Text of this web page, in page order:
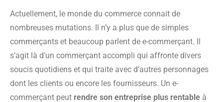
Actuellement, le monde du commerce connait de
nombreuses mutations. Il n’y a plus que de simples
commerçants et beaucoup parlent de e-commerçant. Il
s’agit là d’un commerçant accompli qui affronte divers
soucis quotidiens et qui traite avec d’autres personnages
dont les clients ou encore les fournisseurs. Un e-
commerçant peut rendre son entreprise plus rentable à